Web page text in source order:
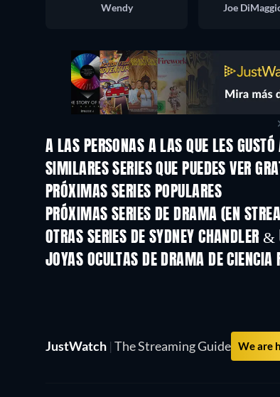
Wendy
A LAS PERSONAS A LAS QUE LES
TV
SIMILARES SERIES QUE PUEDES VER
PRÓXIMAS SERIES POPULARES
TV
PRÓXIMAS SERIES DE DRAMA (EN
Temporada 4
OTRAS SERIES DE SYDNEY CHANDLER &
TV
JOYAS OCULTAS DE DRAMA DE CIENCIA
JustWatch | The Streaming Guide We are